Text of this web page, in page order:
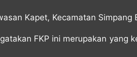
Kapet, Kecamatan
FKP ini merupakan yang